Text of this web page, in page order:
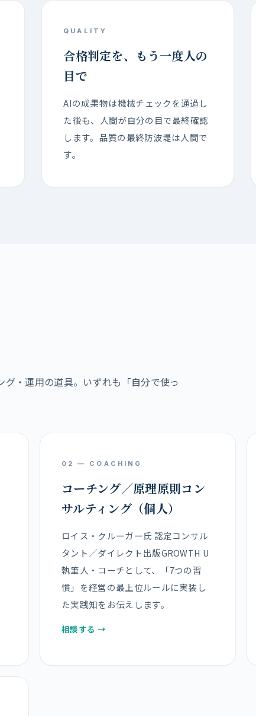
QUALITY
合格判定を、もう一度人の
目で
AIの成果物は機械チェックを通過し
た後も、人間が自分の目で最終確認
します。品質の最終防波堤は人間で
す。
・運用の道具。いずれも「自分で使っ
02 — COACHING
コーチング／原理原則コン
サルティング（個人）
ロイス・クルーガー氏 認定コンサル
タント／ダイレクト出版GROWTH U
執筆人・コーチとして、「7つの習
慣」を経営の最上位ルールに実装し
た実践知をお伝えします。
相談する →